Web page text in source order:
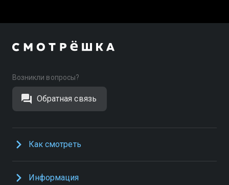
Возникли вопросы?
Обратная связь
Как смотреть
Информация